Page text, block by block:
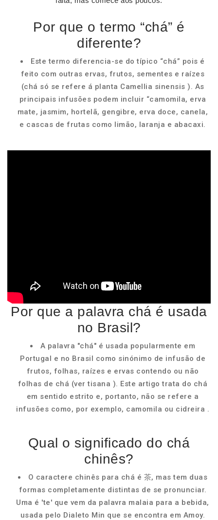
Por que o termo “chá” é
diferente?
Este termo diferencia-se do típico “chá” pois é
feito com outras ervas, frutos, sementes e raízes
(chá só se refere á planta Camellia sinensis ). As
principais infusões podem incluir “camomila, erva
mate, jasmim, hortelã, gengibre, erva doce, canela,
e cascas de frutas como limão, laranja e abacaxi.
Por que a palavra chá é usada
no Brasil?
A palavra "chá" é usada popularmente em
Portugal e no Brasil como sinónimo de infusão de
frutos, folhas, raízes e ervas contendo ou não
folhas de chá (ver tisana ). Este artigo trata do chá
em sentido estrito e, portanto, não se refere a
infusões como, por exemplo, camomila ou cidreira .
Qual o significado do chá
chinês?
O caractere chinês para chá é 茶, mas tem duas
formas completamente distintas de se pronunciar.
Uma é 'te' que vem da palavra malaia para a bebida,
usada pelo Dialeto Min que se encontra em Amoy.